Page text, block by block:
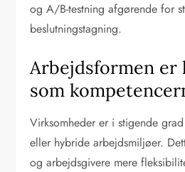
og A/B-testning afgørende for
beslutningstagning.
Arbejdsformen er
som
Virksomheder er i stigende
eller hybride arbejdsmiljøer.
og arbejdsgivere mere